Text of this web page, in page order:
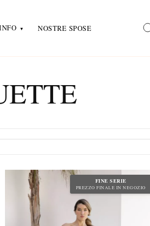
NOSTRE SPOSE
FINE SERIE
PREZZO FINALE IN NEGOZIO